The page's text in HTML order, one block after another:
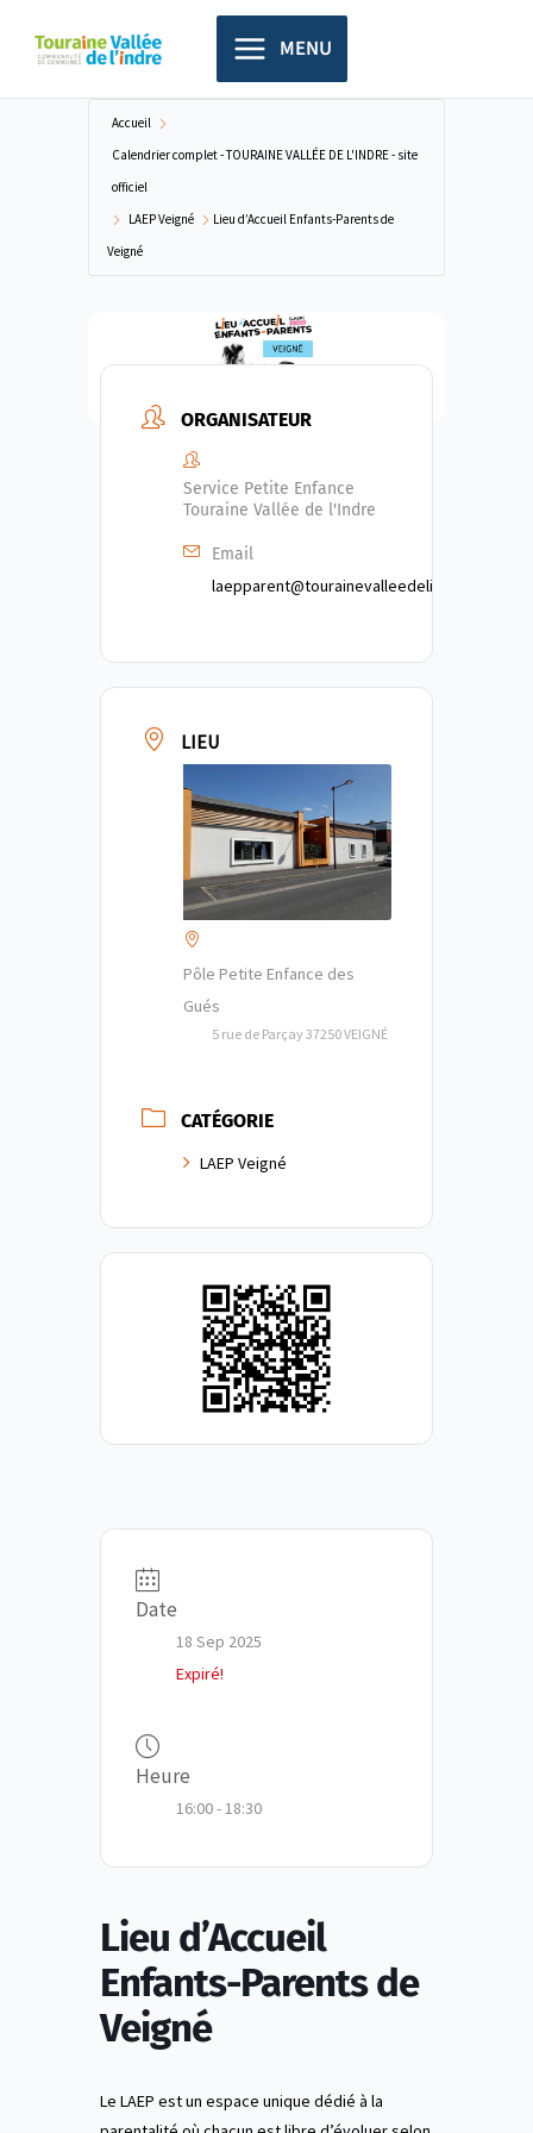
principal
MENU
Accueil
Calendrier complet - TOURAINE VALLÉE DE L'INDRE - site
officiel
LAEP Veigné
Lieu d’Accueil Enfants-Parents de
Veigné
ORGANISATEUR
Service Petite Enfance
Touraine Vallée de l'Indre
Email
laepparent@tourainevalleedelindre.fr
LIEU
Pôle Petite Enfance des
Gués
5 rue de Parçay 37250 VEIGNÉ
CATÉGORIE
LAEP Veigné
Date
18 Sep 2025
Expiré!
Heure
16:00 - 18:30
Lieu d’Accueil
Enfants-Parents de
Veigné
Le LAEP est un espace unique dédié à la